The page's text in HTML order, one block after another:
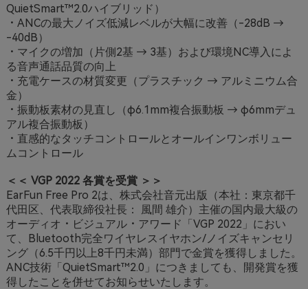
QuietSmart™2.0ハイブリッド）
・ANCの最大ノイズ低減レベルが大幅に改善（-28dB →
-40dB）
・マイクの増加（片側2基 → 3基）および環境NC導入によ
る音声通話品質の向上
・充電ケースの材質変更（プラスチック → アルミニウム合
金）
・振動板素材の見直し（φ6.1mm複合振動板 → φ6mmデュ
アル複合振動板）
・直感的なタッチコントロールとオールインワンボリュー
ムコントロール
＜＜ VGP 2022 各賞を受賞 ＞＞
EarFun Free Pro 2は、株式会社音元出版（本社：東京都千
代田区、代表取締役社長： 風間 雄介）主催の国内最大級の
オーディオ・ビジュアル・アワード「VGP 2022」におい
て、Bluetooth完全ワイヤレスイヤホン/ノイズキャンセリ
ング（6.5千円以上8千円未満）部門で金賞を獲得しました。
ANC技術「QuietSmart™2.0」につきましても、開発賞を獲
得したことを併せてお知らせいたします。